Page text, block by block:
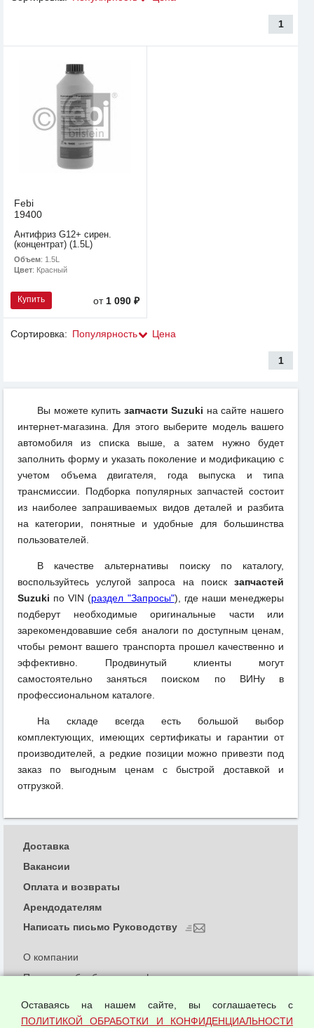
1
Febi
19400
Антифриз G12+ сирен.
(концентрат) (1.5L)
Объем: 1.5L
Цвет: Красный
Купить от 1 090 ₽
Сортировка: Популярность Цена
1
Вы можете купить запчасти Suzuki на сайте нашего
интернет-магазина. Для этого выберите модель вашего
автомобиля из списка выше, а затем нужно будет
заполнить форму и указать поколение и модификацию с
учетом объема двигателя, года выпуска и типа
трансмиссии. Подборка популярных запчастей состоит
из наиболее запрашиваемых видов деталей и разбита
на категории, понятные и удобные для большинства
пользователей.
В качестве альтернативы поиску по каталогу,
воспользуйтесь услугой запроса на поиск запчастей
Suzuki по VIN (раздел "Запросы"), где наши менеджеры
подберут необходимые оригинальные части или
зарекомендовавшие себя аналоги по доступным ценам,
чтобы ремонт вашего транспорта прошел качественно и
эффективно. Продвинутый клиенты могут
самостоятельно заняться поиском по ВИНу в
профессиональном каталоге.
На складе всегда есть большой выбор
комплектующих, имеющих сертификаты и гарантии от
производителей, а редкие позиции можно привезти под
заказ по выгодным ценам с быстрой доставкой и
отгрузкой.
О компании
Политика обработки и конфиденциальности
Согласием на обработку персональных данных
Доставка
Вакансии
Оплата и возвраты
Арендодателям
Написать письмо Руководству
Оставаясь на нашем сайте, вы соглашаетесь с
ПОЛИТИКОЙ ОБРАБОТКИ И КОНФИДЕНЦИАЛЬНОСТИ